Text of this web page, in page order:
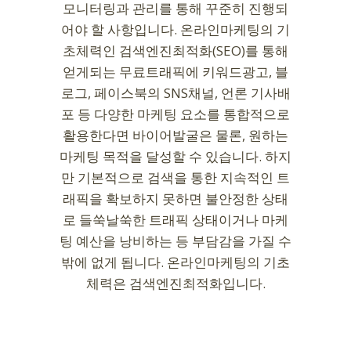
모니터링과 관리를 통해 꾸준히 진행되
어야 할 사항입니다. 온라인마케팅의 기
초체력인 검색엔진최적화(SEO)를 통해
얻게되는 무료트래픽에 키워드광고, 블
로그, 페이스북의 SNS채널, 언론 기사배
포 등 다양한 마케팅 요소를 통합적으로
활용한다면 바이어발굴은 물론, 원하는
마케팅 목적을 달성할 수 있습니다. 하지
만 기본적으로 검색을 통한 지속적인 트
래픽을 확보하지 못하면 불안정한 상태
로 들쑥날쑥한 트래픽 상태이거나 마케
팅 예산을 낭비하는 등 부담감을 가질 수
밖에 없게 됩니다. 온라인마케팅의 기초
체력은 검색엔진최적화입니다.